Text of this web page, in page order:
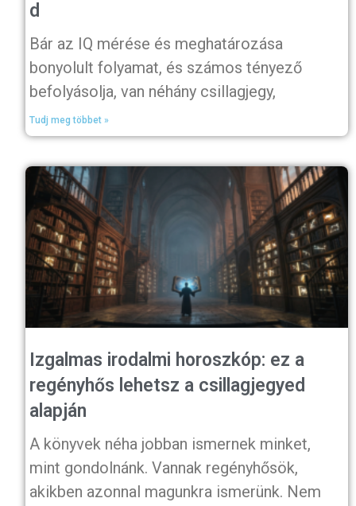
d
Bár az IQ mérése és meghatározása
bonyolult folyamat, és számos tényező
befolyásolja, van néhány csillagjegy,
Tudj meg többet »
Izgalmas irodalmi horoszkóp: ez a
regényhős lehetsz a csillagjegyed
alapján
A könyvek néha jobban ismernek minket,
mint gondolnánk. Vannak regényhősök,
akikben azonnal magunkra ismerünk. Nem